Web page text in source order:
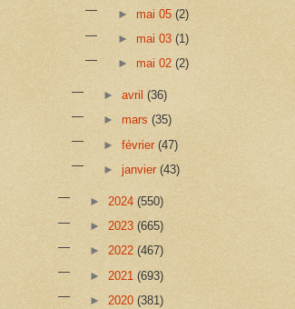
► mai 05 (2)
► mai 03 (1)
► mai 02 (2)
►avril(36)
►mars(35)
►février(47)
► janvier(43)
► 2024 (550)
► 2023 (665)
► 2022 (467)
► 2021 (693)
► 2020 (381)